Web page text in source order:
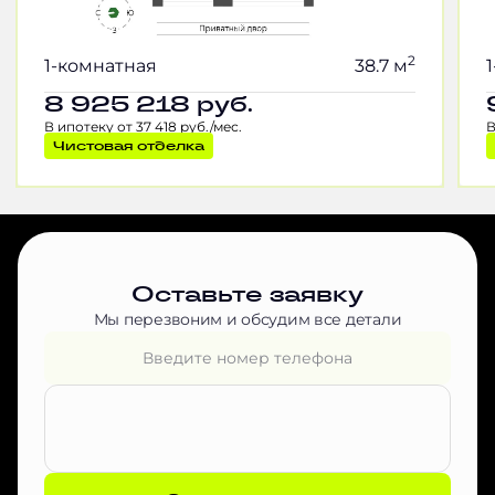
1-комнатная 38.7 м2
8 925 218 руб.
В ипотеку от 37 418 руб./мес.
Чистовая отделка
Оставьте заявку
Мы перезвоним и обсудим все детали